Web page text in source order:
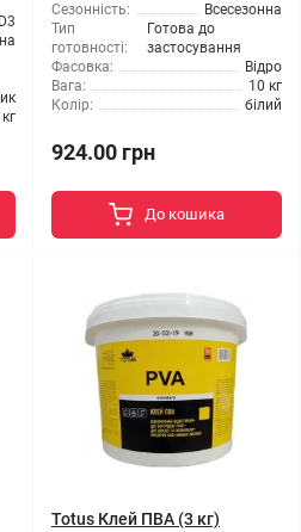
D3
Сезонність:
Всесезонна
Тип
готовності:
Готова до
застосування
Фасовка:
Відро
Вага:
10 кг
Колір:
білий
924.00 грн
До кошика
Totus Клей ПВА (3 кг)